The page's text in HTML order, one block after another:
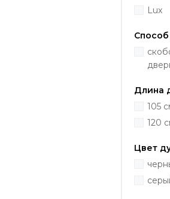
Lux
Длина
105
120
Цвет